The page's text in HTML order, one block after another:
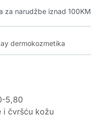
za narudžbe iznad 100KM
dermokozmetika
5,80
i čvršću kožu